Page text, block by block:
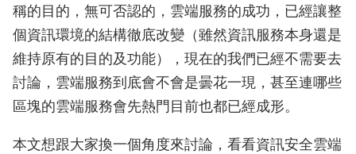
稱的目的，無可否認的，雲端服務的成功，已經讓整
個資訊環境的結構徹底改變（雖然資訊服務本身還是
維持原有的目的及功能），現在的我們已經不需要去
討論，雲端服務到底會不會是曇花一現，甚至連哪些
區塊的雲端服務會先熱門目前也都已經成形。
本文想跟大家換一個角度來討論，看看資訊安全雲端